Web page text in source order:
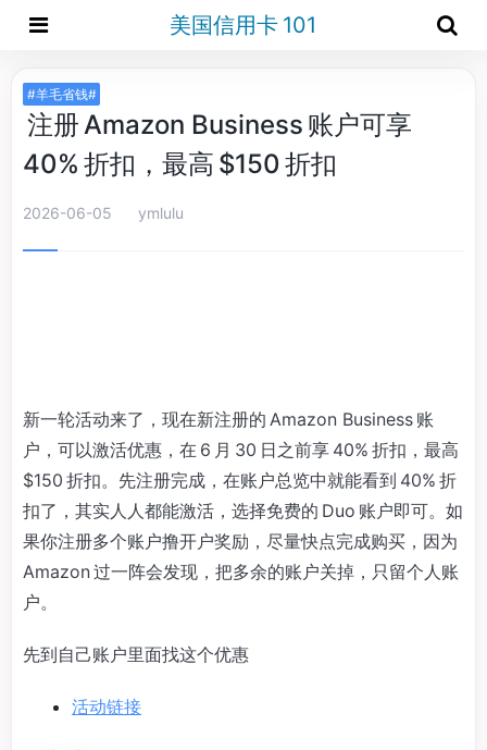
美国信用卡 101
#羊毛省钱#
注册 Amazon Business 账户可享
40% 折扣，最高 $150 折扣
2026-06-05 ymlulu
新一轮活动来了，现在新注册的 Amazon Business 账
户，可以激活优惠，在 6 月 30 日之前享 40% 折扣，最高
$150 折扣。先注册完成，在账户总览中就能看到 40% 折
扣了，其实人人都能激活，选择免费的 Duo 账户即可。如
果你注册多个账户撸开户奖励，尽量快点完成购买，因为
Amazon 过一阵会发现，把多余的账户关掉，只留个人账
户。
先到自己账户里面找这个优惠
活动链接